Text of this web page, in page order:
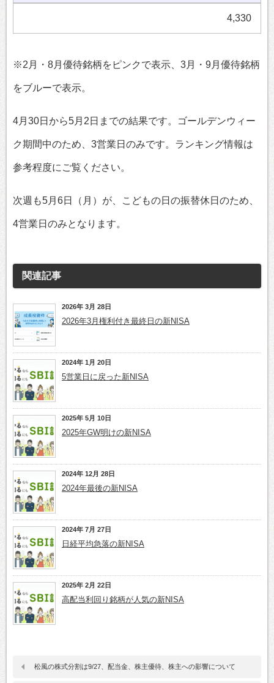
4,330
※2月・8月優待銘柄をピンクで表示、3月・9月優待銘柄
をブルーで表示。
4月30日から5月2日までの結果です。ゴールデンウィー
ク期間中のため、3営業日のみです。ランキング情報は
参考程度にご覧ください。
次週も5月6日（月）が、こどもの日の振替休日のため、
4営業日のみとなります。
関連記事
2026年 3月 28日
2026年3月権利付き最終日の新NISA
2024年 1月 20日
5営業日に戻った新NISA
2025年 5月 10日
2025年GW明けの新NISA
2024年 12月 28日
2024年最後の新NISA
2024年 7月 27日
日経平均急落の新NISA
2025年 2月 22日
高配当利回り銘柄が人気の新NISA
松風の株式分割は9/27、配当金、株主優待、株主への影響について